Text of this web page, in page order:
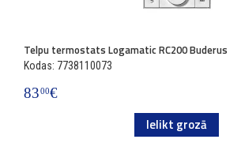
Telpu termostats Logamatic RC200 Buderus
Kodas: 7738110073
8300€
Ielikt grozā